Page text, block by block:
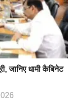
जानिए धामी कैबिनेट